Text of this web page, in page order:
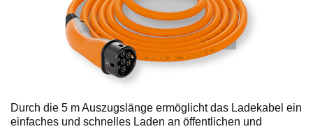
Durch die 5 m Auszugslänge ermöglicht das Ladekabel ein
einfaches und schnelles Laden an öffentlichen und